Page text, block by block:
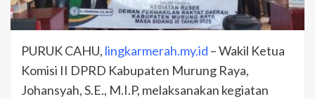
PURUK CAHU, lingkarmerah.my.id – Wakil Ketua
Komisi II DPRD Kabupaten Murung Raya,
Johansyah, S.E., M.I.P, melaksanakan kegiatan